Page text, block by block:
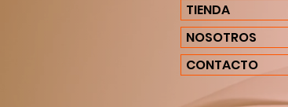
TIENDA
NOSOTROS
CONTACTO